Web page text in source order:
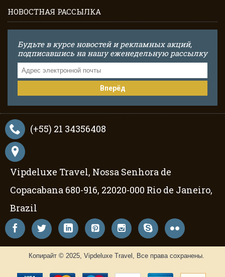
НОВОСТНАЯ РАССЫЛКА
Будьте в курсе новостей и рекламных акций,
подписавшись на нашу еженедельную рассылку
Вперёд
(+55) 21 34356408
Vipdeluxe Travel, Nossa Senhora de
Copacabana 680-916, 22020-000 Rio de Janeiro,
Brazil
Копирайт © 2025, Vipdeluxe Travel, Все права сохранены.